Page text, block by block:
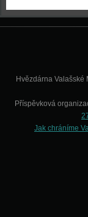
Hvězdárna Valašské
Příspěvková
Jak chráníme